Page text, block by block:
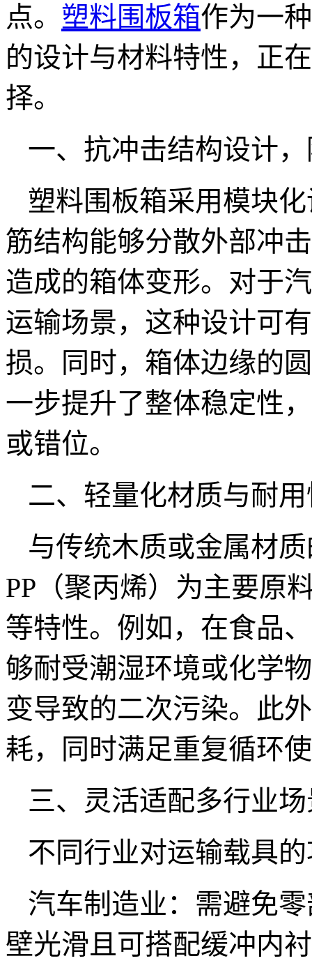
点。 塑料围板箱作为一
的设计与材料特性，正
择。
一、抗冲击结构设计
塑料围板箱采用模块
筋结构能够分散外部冲
造成的箱体变形。对于
运输场景，这种设计可
损。同时，箱体边缘的
一步提升了整体稳定性
或错位。
二、轻量化材质与耐
与传统木质或金属材
PP （聚丙烯）为主要原
等特性。例如，在食品
够耐受潮湿环境或化学
变导致的二次污染。此
耗，同时满足重复循环
三、灵活适配多行业
不同行业对运输载具
汽车制造业：需避免
壁光滑且可搭配缓冲内